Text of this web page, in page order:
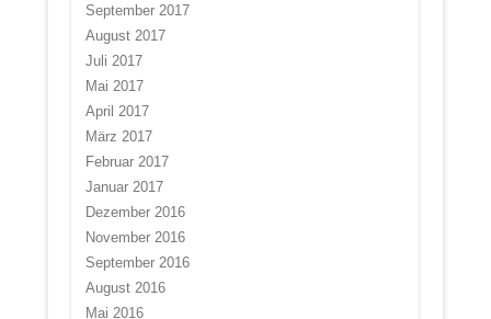
September 2017
August 2017
Juli 2017
Mai 2017
April 2017
März 2017
Februar 2017
Januar 2017
Dezember 2016
November 2016
September 2016
August 2016
Mai 2016